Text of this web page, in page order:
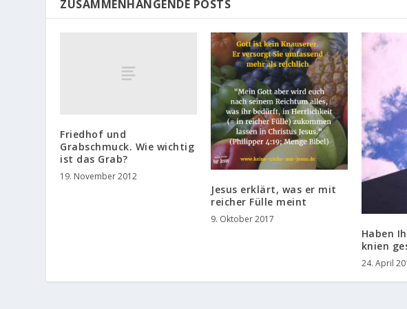
ZUSAMMENHÄNGENDE POSTS
Friedhof und
Grabschmuck. Wie wichtig
ist das Grab?
19. November 2012
Jesus erklärt, was er mit
reicher Fülle meint
9. Oktober 2017
Haben
knien
24. April